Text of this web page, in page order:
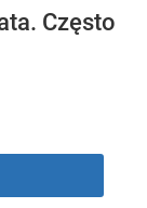
Często